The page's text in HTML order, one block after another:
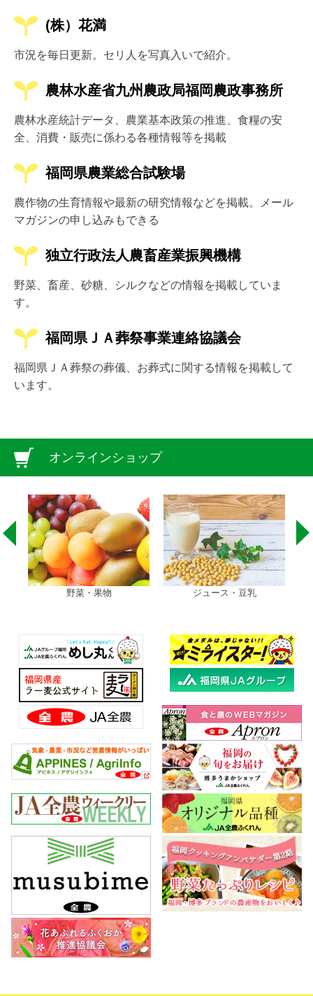
(株）花満
市況を毎日更新。セリ人を写真入いで紹介。
農林水産省九州農政局福岡農政事務所
農林水産統計データ、農業基本政策の推進、食糧の安
全、消費・販売に係わる各種情報等を掲載
福岡県農業総合試験場
農作物の生育情報や最新の研究情報などを掲載。メール
マガジンの申し込みもできる
独立行政法人農畜産業振興機構
野菜、畜産、砂糖、シルクなどの情報を掲載していま
す。
福岡県ＪＡ葬祭事業連絡協議会
福岡県ＪＡ葬祭の葬儀、お葬式に関する情報を掲載して
います。
オンラインショップ
ジュース・豆乳 ラーメン・うどん